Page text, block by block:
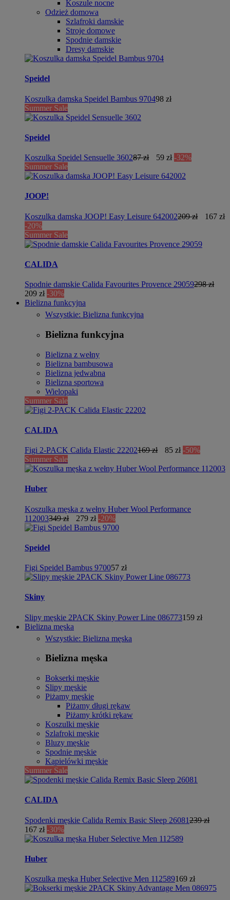
Koszule nocne
Odzież domowa
Szlafroki damskie
Stroje domowe
Spodnie damskie
Dresy damskie
Speidel
Koszulka damska Speidel Bambus 970498 zł
Summer Sale
Speidel
Koszulka Speidel Sensuelle 360287 zł 59 zł -32%
Summer Sale
JOOP!
Koszulka damska JOOP! Easy Leisure 642002209 zł
167 zł
-20%
Summer Sale
CALIDA
Spodnie damskie Calida Favourites Provence 29059298 zł
209 zł -30%
Bielizna funkcyjna
Wszystkie: Bielizna funkcyjna
Bielizna funkcyjna
Bielizna z wełny
Bielizna bambusowa
Bielizna jedwabna
Bielizna sportowa
Wielopaki
Summer Sale
CALIDA
Figi 2-PACK Calida Elastic 22202169 zł 85 zł -50%
Summer Sale
Huber
Koszulka męska z wełny Huber Wool Performance
112003349 zł 279 zł -20%
Speidel
Figi Speidel Bambus 970057 zł
Skiny
Slipy męskie 2PACK Skiny Power Line 086773159 zł
Bielizna męska
Wszystkie: Bielizna męska
Bielizna męska
Bokserki męskie
Slipy męskie
Piżamy męskie
Piżamy długi rękaw
Piżamy krótki rękaw
Koszulki męskie
Szlafroki męskie
Bluzy męskie
Spodnie męskie
Kąpielówki męskie
Summer Sale
CALIDA
Spodenki męskie Calida Remix Basic Sleep 26081239 zł
167 zł -30%
Huber
Koszulka męska Huber Selective Men 112589169 zł